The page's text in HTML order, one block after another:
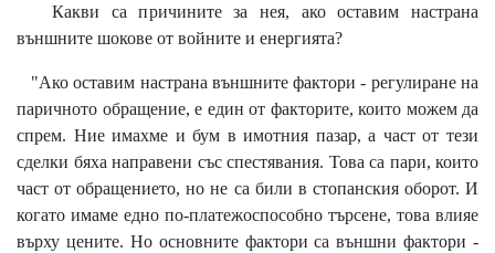
Какви са причините за нея, ако оставим настрана
външните шокове от войните и енергията?
"Ако оставим настрана външните фактори - регулиране на
паричното обращение, е един от факторите, които можем да
спрем. Ние имахме и бум в имотния пазар, а част от тези
сделки бяха направени със спестявания. Това са пари, които
част от обращението, но не са били в стопанския оборот. И
когато имаме едно по-платежоспособно търсене, това влияе
върху цените. Но основните фактори са външни фактори -